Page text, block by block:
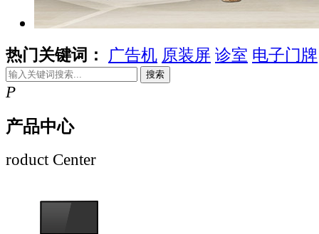
热门关键词： 广告机 原装屏 诊室 电子门牌
搜索
P
产品中心
roduct Center